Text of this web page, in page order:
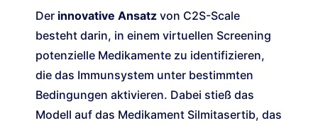
Der innovative Ansatz von C2S-Scale
besteht darin, in einem virtuellen Screening
potenzielle Medikamente zu identifizieren,
die das Immunsystem unter bestimmten
Bedingungen aktivieren. Dabei stieß das
Modell auf das Medikament Silmitasertib, das